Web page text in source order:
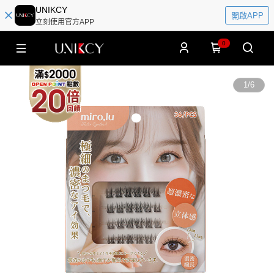
UNIKCY
立刻使用官方APP
開啟APP
0
1/6